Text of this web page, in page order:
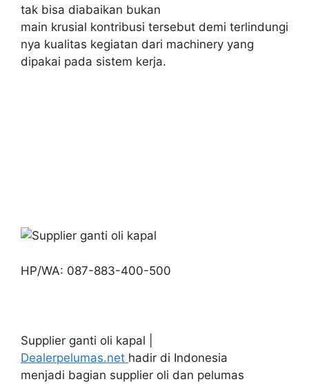
tak bisa diabaikan bukan
main krusial kontribusi tersebut demi terlindungi
nya kualitas kegiatan dari machinery yang
dipakai pada sistem kerja.
HP/WA: 087-883-400-500
Supplier ganti oli kapal |
Dealerpelumas.net hadir di Indonesia
menjadi bagian supplier oli dan pelumas